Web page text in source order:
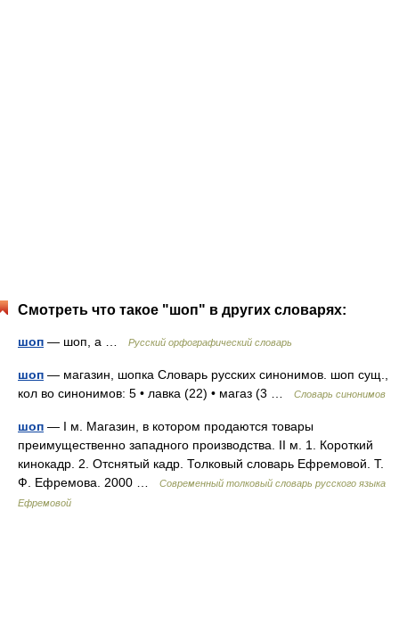
Смотреть что такое "шоп" в других словарях:
шоп — шоп, а … Русский орфографический словарь
шоп — магазин, шопка Словарь русских синонимов. шоп сущ.,
кол во синонимов: 5 • лавка (22) • магаз (3 …
Словарь синонимов
шоп — I м. Магазин, в котором продаются товары
преимущественно западного производства. II м. 1. Короткий
кинокадр. 2. Отснятый кадр. Толковый словарь Ефремовой. Т.
Ф. Ефремова. 2000 …
Современный толковый словарь русского языка
Ефремовой